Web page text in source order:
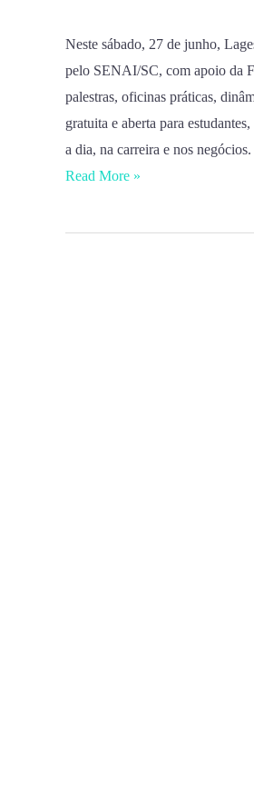
Neste sábado, 27 de junho,
pelo SENAI/SC, com apoio da
palestras, oficinas práticas,
gratuita e aberta para
a dia, na carreira e nos negócios.
imersão
gratuita
em
Inteligência
Artificial
de
Read More »